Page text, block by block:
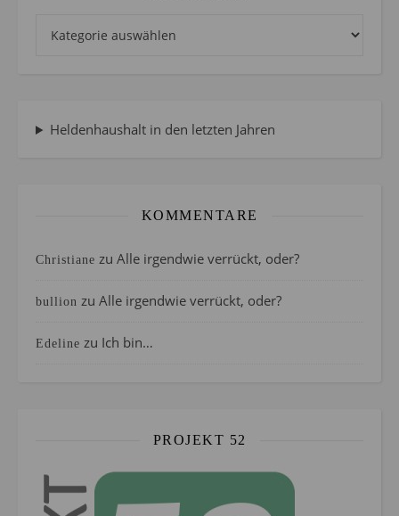
Heldenhaushalt in den letzten Jahren
KOMMENTARE
Christiane zu Alle irgendwie verrückt, oder?
bullion zu Alle irgendwie verrückt, oder?
Edeline zu Ich bin…
PROJEKT 52